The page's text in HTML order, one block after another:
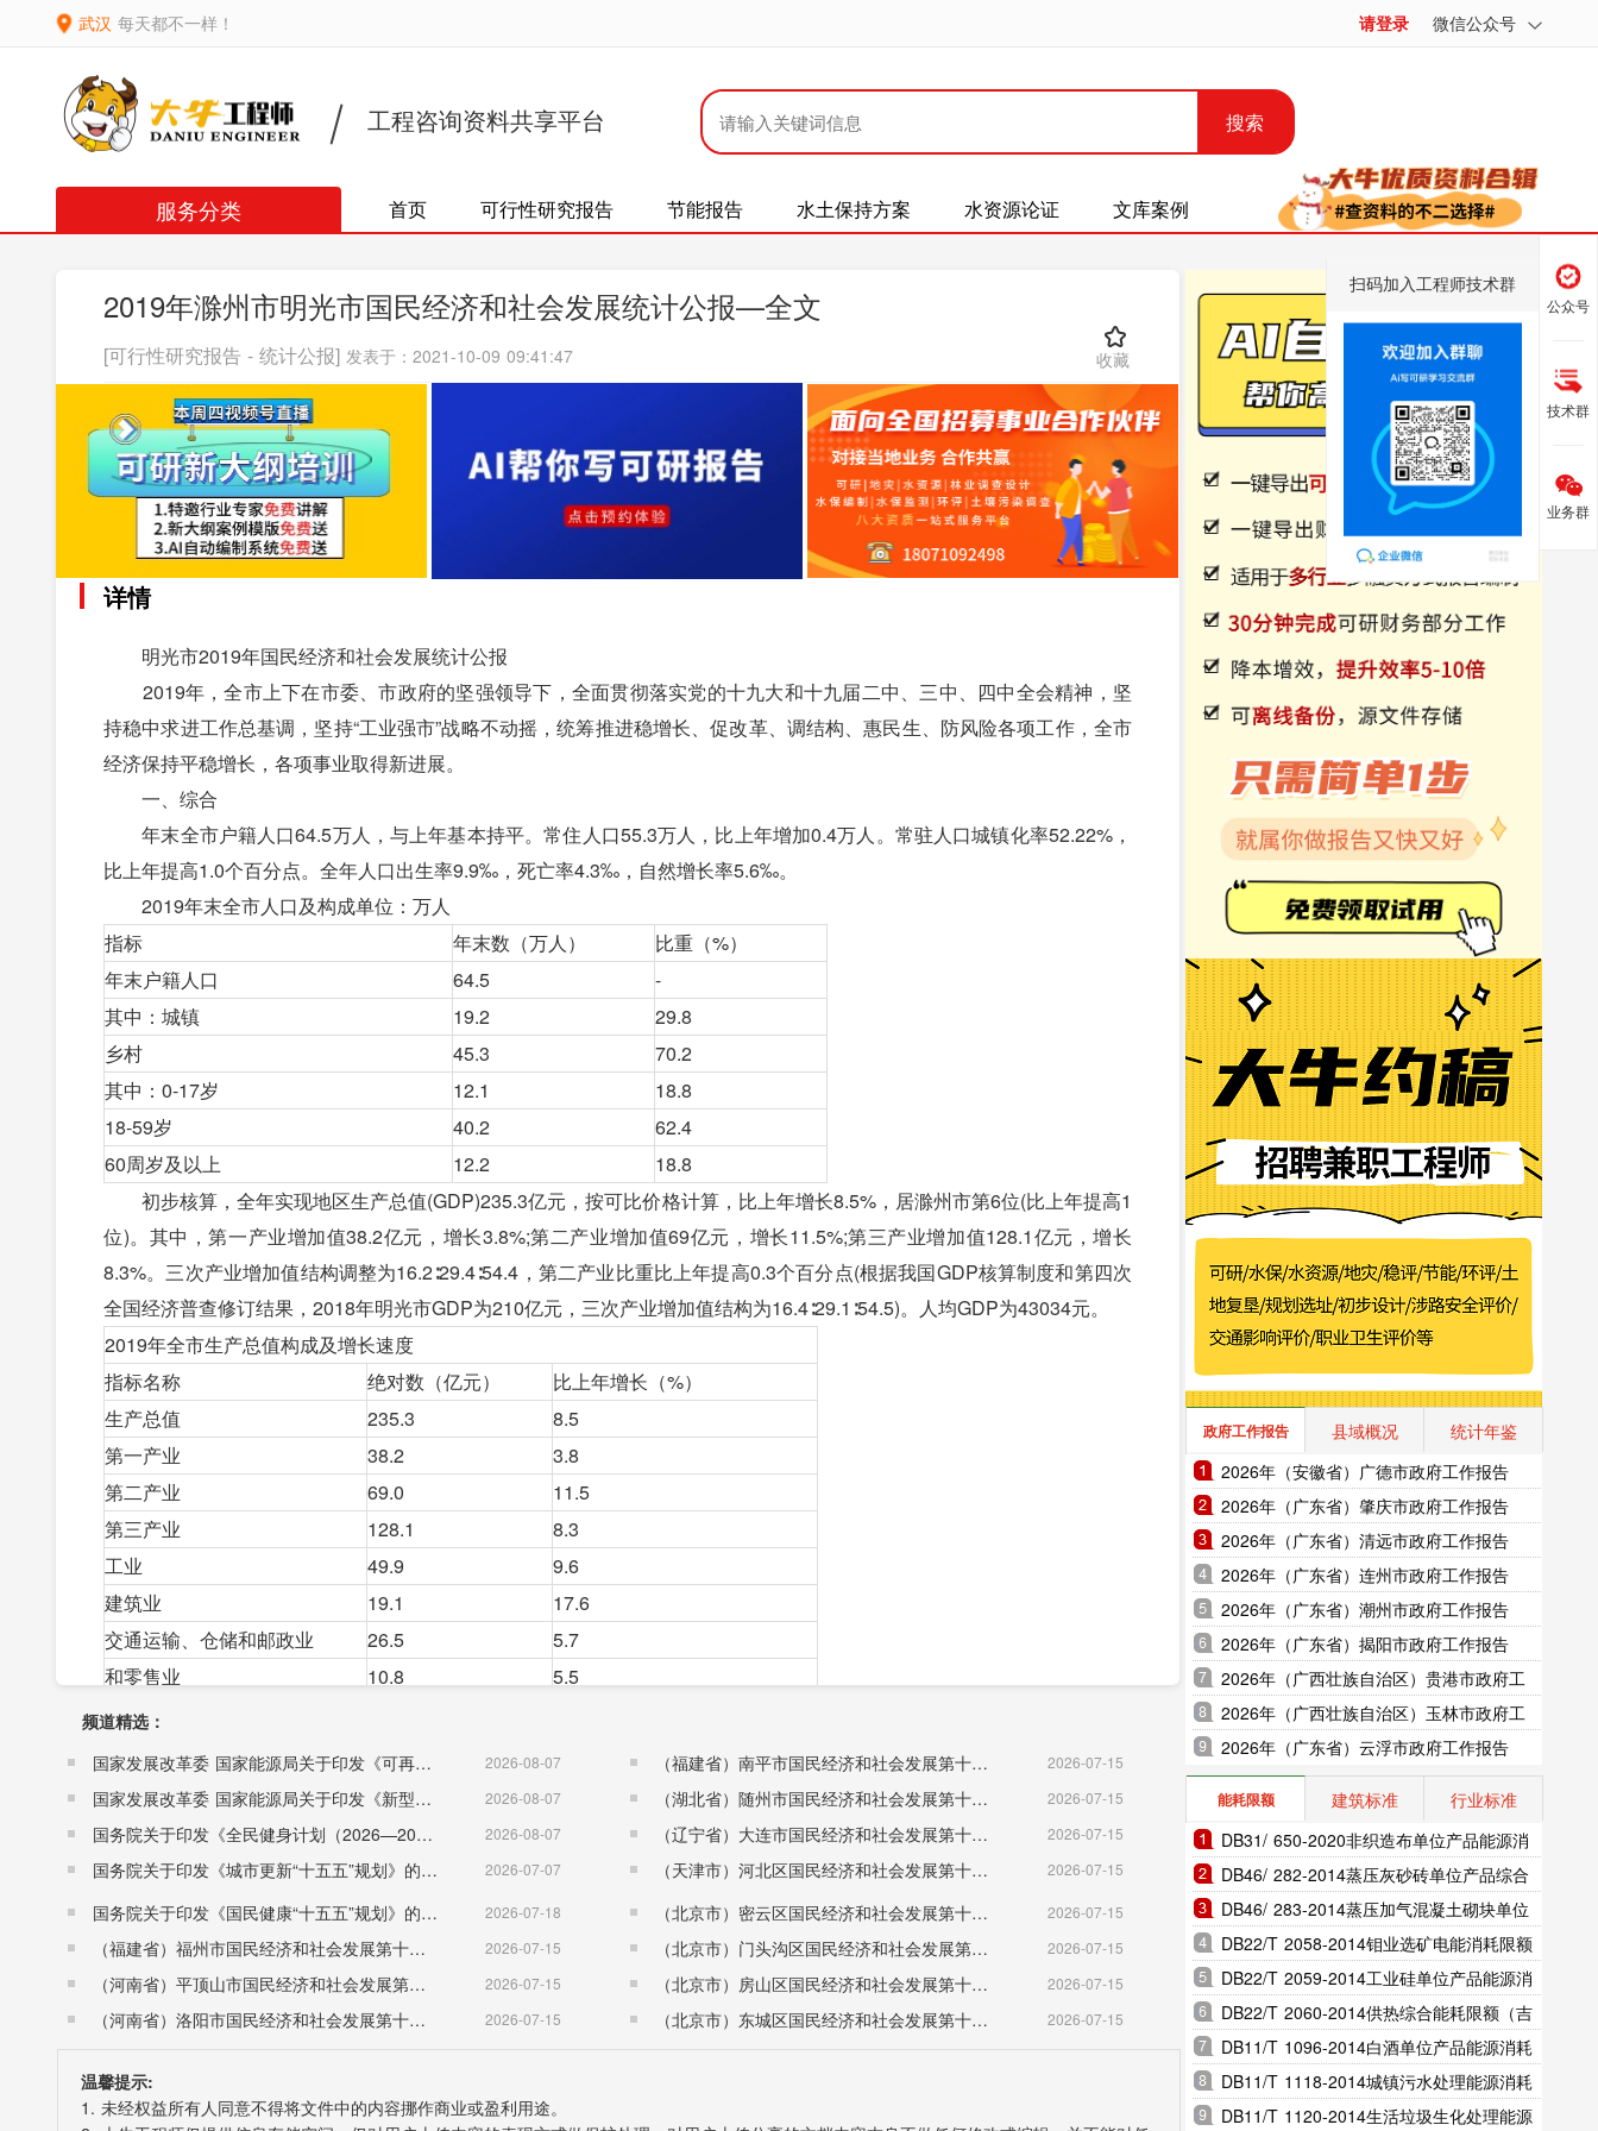
武汉 每天都不一样！ 请登录 微信公众号
工程咨询资料共享平台 搜索
服务分类 首页 可行性研究报告 节能报告 水土保持方案 水资源论证 文库案例
2019年滁州市明光市国民经济和社会发展统计公报—全文
[可行性研究报告 - 统计公报] 发表于：2021-10-09 09:41:47 收藏
详情
明光市2019年国民经济和社会发展统计公报
2019年，全市上下在市委、市政府的坚强领导下，全面贯彻落实党的十九大和十九届二中、三中、四中全会精神，坚
持稳中求进工作总基调，坚持“工业强市”战略不动摇，统筹推进稳增长、促改革、调结构、惠民生、防风险各项工作，全市
经济保持平稳增长，各项事业取得新进展。
一、综合
年末全市户籍人口64.5万人，与上年基本持平。常住人口55.3万人，比上年增加0.4万人。常驻人口城镇化率52.22%，
比上年提高1.0个百分点。全年人口出生率9.9‰，死亡率4.3‰，自然增长率5.6‰。
2019年末全市人口及构成单位：万人
指标
年末数（万人）
比重（%）
年末户籍人口
64.5
-
其中：城镇
19.2
29.8
乡村
45.3
70.2
其中：0-17岁
12.1
18.8
18-59岁
40.2
62.4
60周岁及以上
12.2
18.8
初步核算，全年实现地区生产总值(GDP)235.3亿元，按可比价格计算，比上年增长8.5%，居滁州市第6位(比上年提高1
位)。其中，第一产业增加值38.2亿元，增长3.8%;第二产业增加值69亿元，增长11.5%;第三产业增加值128.1亿元，增长
8.3%。三次产业增加值结构调整为16.2∶29.4∶54.4，第二产业比重比上年提高0.3个百分点(根据我国GDP核算制度和第四次
全国经济普查修订结果，2018年明光市GDP为210亿元，三次产业增加值结构为16.4∶29.1∶54.5)。人均GDP为43034元。
2019年全市生产总值构成及增长速度
指标名称
绝对数（亿元）
比上年增长（%）
生产总值
235.3
8.5
第一产业
38.2
3.8
第二产业
69.0
11.5
第三产业
128.1
8.3
工业
49.9
9.6
建筑业
19.1
17.6
交通运输、仓储和邮政业
26.5
5.7
和零售业
10.8
5.5
住宿和餐饮业
金融业
9.8
房地产业
19.3
4.1
其他服务业
55.4
10.8
二、农业
上年减少1.5万亩;棉花面积0.16万亩，比上年减少0.06万亩;蔬菜面积4.7万亩，扩大0.1万亩。
全年粮食总产量67.4万吨，比上年增长2.4%，其中，稻谷产量28.8万吨，增长0.9%;小麦产量30.7万吨，增长4.6%;油料
产量4.1万吨，下降8.2%;棉花产量0.0089万吨，下降37.3%;蔬菜产量10.9万吨，增长3.1%;肉类总产量5.37万吨，下降2.4%;
禽蛋产量1.94万吨，增长10.8%。水产品产量7.5吨，增长4.0%。
主要农产品产量
指标
单位 绝对数
频道精选：
国家发展改革委 国家能源局关于印发《可再生能源发展“十五五”规划》的通知 （发改能源〔2026〕1067号）
2026-08-07
国家发展改革委 国家能源局关于印发《新型电力系统建设“十五五”规划》的通知​ （发改能源〔2026〕942号） 2026-08-07
国务院关于印发《全民健身计划（2026—2030年）》的通知 （国发〔2026〕26号） 2026-08-07
国务院关于印发《城市更新“十五五”规划》的通知（国发〔2026〕12号） 2026-07-07
国务院关于印发《国民健康“十五五”规划》的通知 （国发〔2026〕23号） 2026-07-18
（福建省）福州市国民经济和社会发展第十五个五年规划纲要 2026-07-15
（河南省）平顶山市国民经济和社会发展第十五个五年规划纲要 2026-07-15
（河南省）洛阳市国民经济和社会发展第十五个五年规划纲要 2026-07-15
（福建省）南平市国民经济和社会发展第十五个五年规划纲要 2026-07-15
（湖北省）随州市国民经济和社会发展第十五个五年规划纲要 2026-07-15
（辽宁省）大连市国民经济和社会发展第十五个五年规划纲要 2026-07-15
（天津市）河北区国民经济和社会发展第十五个五年规划纲要 2026-07-15
（北京市）密云区国民经济和社会发展第十五个五年规划纲要 2026-07-15
（北京市）门头沟区国民经济和社会发展第十五个五年规划纲要 2026-07-15
（北京市）房山区国民经济和社会发展第十五个五年规划纲要 2026-07-15
（北京市）东城区国民经济和社会发展第十五个五年规划纲要 2026-07-15
温馨提示:
1. 未经权益所有人同意不得将文件中的内容挪作商业或盈利用途。
政府工作报告 县域概况
统计年鉴
2026年（安徽省）广德市政府工作报告
2026年（广东省）肇庆市政府工作报告
2026年（广东省）清远市政府工作报告
2026年（广东省）连州市政府工作报告
2026年（广东省）潮州市政府工作报告
2026年（广东省）揭阳市政府工作报告
2026年（广西壮族自治区）贵港市政府工
作报告
2026年（广西壮族自治区）玉林市政府工
作报告
2026年（广东省）云浮市政府工作报告
能耗限额 建筑标准
行业标准
DB31/ 650-2020非织造布单位产品能源消
耗限额（上海市地方标准）
DB46/ 282-2014蒸压灰砂砖单位产品综合
能耗和电耗限额（海南省地方标准）
DB46/ 283-2014蒸压加气混凝土砌块单位
产品综合能耗和电耗限额（海南省地方标
准）
DB22/T 2058-2014钼业选矿电能消耗限额
（吉林省地方标准）
DB22/T 2059-2014工业硅单位产品能源消
耗限额（吉林省地方标准）
DB22/T 2060-2014供热综合能耗限额（吉
林省地方标准）
DB11/T 1096-2014白酒单位产品能源消耗
限额（北京市地方标准）
DB11/T 1118-2014城镇污水处理能源消耗
限额（北京市地方标准）
DB11/T 1120-2014生活垃圾生化处理能源
公众号
技术群
扫码加入工程师技术群
业务群